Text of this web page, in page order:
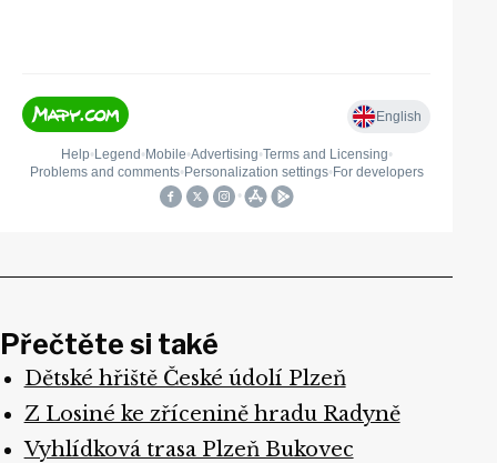
Přečtěte si také
Dětské hřiště České údolí Plzeň
Z Losiné ke zřícenině hradu Radyně
Vyhlídková trasa Plzeň Bukovec